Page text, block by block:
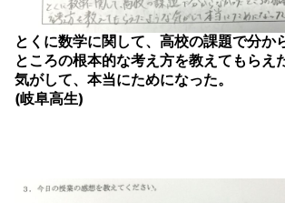
とくに数学に関して、高校の課題で分か
ところの根本的な考え方を教えてもらえ
気がして、本当にためになった。
(岐阜高生)